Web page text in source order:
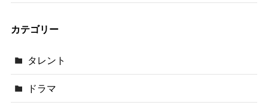
カテゴリー
タレント
ドラマ